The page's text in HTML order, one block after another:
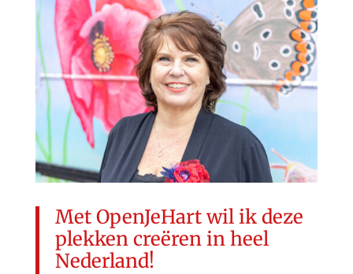
Met OpenJeHart wil ik deze
plekken creëren in heel
Nederland!